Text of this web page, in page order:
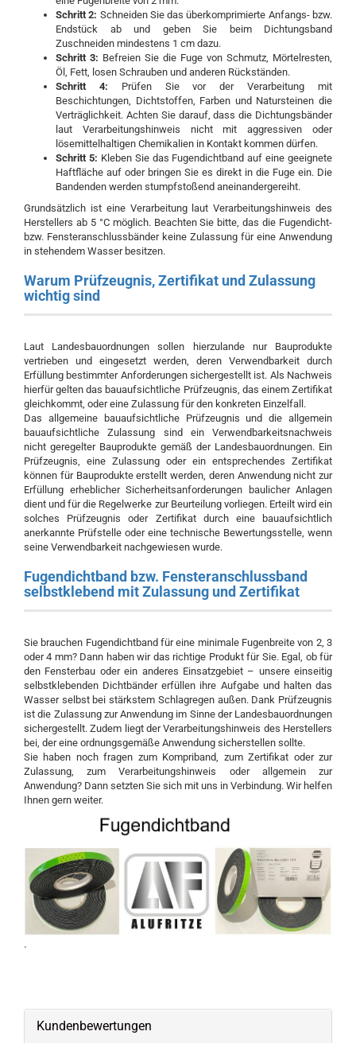
Schritt 2: Schneiden Sie das überkomprimierte Anfangs- bzw.
Endstück ab und geben Sie beim Dichtungsband
Zuschneiden mindestens 1 cm dazu.
Schritt 3: Befreien Sie die Fuge von Schmutz, Mörtelresten,
Öl, Fett, losen Schrauben und anderen Rückständen.
Schritt 4: Prüfen Sie vor der Verarbeitung mit
Beschichtungen, Dichtstoffen, Farben und Natursteinen die
Verträglichkeit. Achten Sie darauf, dass die Dichtungsbänder
laut Verarbeitungshinweis nicht mit aggressiven oder
lösemittelhaltigen Chemikalien in Kontakt kommen dürfen.
Schritt 5: Kleben Sie das Fugendichtband auf eine geeignete
Haftfläche auf oder bringen Sie es direkt in die Fuge ein. Die
Bandenden werden stumpfstoßend aneinandergereiht.
Grundsätzlich ist eine Verarbeitung laut Verarbeitungshinweis des
Herstellers ab 5 °C möglich. Beachten Sie bitte, das die Fugendicht-
bzw. Fensteranschlussbänder keine Zulassung für eine Anwendung
in stehendem Wasser besitzen.
Warum Prüfzeugnis, Zertifikat und Zulassung
wichtig sind
Laut Landesbauordnungen sollen hierzulande nur Bauprodukte
vertrieben und eingesetzt werden, deren Verwendbarkeit durch
Erfüllung bestimmter Anforderungen sichergestellt ist. Als Nachweis
hierfür gelten das bauaufsichtliche Prüfzeugnis, das einem Zertifikat
gleichkommt, oder eine Zulassung für den konkreten Einzelfall.
Das allgemeine bauaufsichtliche Prüfzeugnis und die allgemein
bauaufsichtliche Zulassung sind ein Verwendbarkeitsnachweis
nicht geregelter Bauprodukte gemäß der Landesbauordnungen. Ein
Prüfzeugnis, eine Zulassung oder ein entsprechendes Zertifikat
können für Bauprodukte erstellt werden, deren Anwendung nicht zur
Erfüllung erheblicher Sicherheitsanforderungen baulicher Anlagen
dient und für die Regelwerke zur Beurteilung vorliegen. Erteilt wird ein
solches Prüfzeugnis oder Zertifikat durch eine bauaufsichtlich
anerkannte Prüfstelle oder eine technische Bewertungsstelle, wenn
seine Verwendbarkeit nachgewiesen wurde.
Fugendichtband bzw. Fensteranschlussband
selbstklebend mit Zulassung und Zertifikat
Sie brauchen Fugendichtband für eine minimale Fugenbreite von 2, 3
oder 4 mm? Dann haben wir das richtige Produkt für Sie. Egal, ob für
den Fensterbau oder ein anderes Einsatzgebiet – unsere einseitig
selbstklebenden Dichtbänder erfüllen ihre Aufgabe und halten das
Wasser selbst bei stärkstem Schlagregen außen. Dank Prüfzeugnis
ist die Zulassung zur Anwendung im Sinne der Landesbauordnungen
sichergestellt. Zudem liegt der Verarbeitungshinweis des Herstellers
bei, der eine ordnungsgemäße Anwendung sicherstellen sollte.
Sie haben noch fragen zum Kompriband, zum Zertifikat oder zur
Zulassung, zum Verarbeitungshinweis oder allgemein zur
Anwendung? Dann setzten Sie sich mit uns in Verbindung. Wir helfen
Ihnen gern weiter.
.
Kundenbewertungen